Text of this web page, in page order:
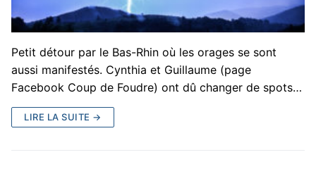
Petit détour par le Bas-Rhin où les orages se sont
aussi manifestés. Cynthia et Guillaume (page
Facebook Coup de Foudre) ont dû changer de spots…
LIRE LA SUITE →